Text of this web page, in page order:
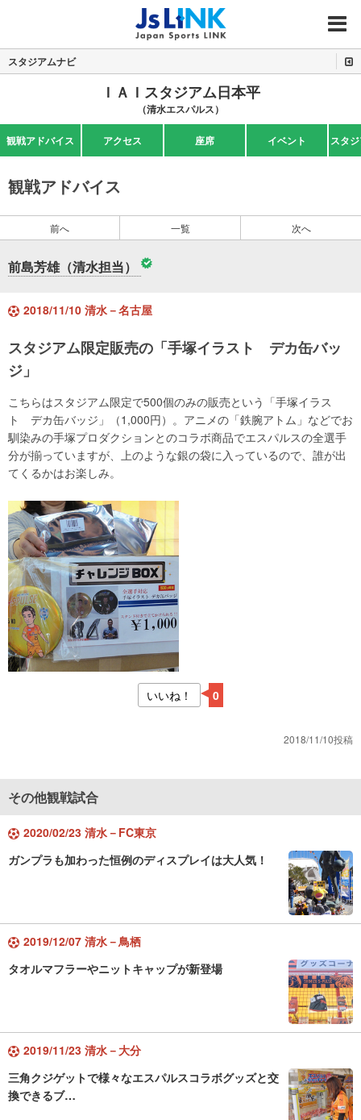
MENU
スタジアムナビ
ＩＡＩスタジアム日本平
（清水エスパルス）
観戦アドバイス アクセス 座席 イベント スタ
観戦アドバイス
前へ 一覧 次へ
前島芳雄（清水担当）
2018/11/10 清水－名古屋
スタジアム限定販売の「手塚イラスト デカ缶バッ
ジ」
こちらはスタジアム限定で500個のみの販売という「手塚イラス
ト デカ缶バッジ」（1,000円）。アニメの「鉄腕アトム」などでお
馴染みの手塚プロダクションとのコラボ商品でエスパルスの全選手
分が揃っていますが、上のような銀の袋に入っているので、誰が出
てくるかはお楽しみ。
いいね！ 0
2018/11/10投稿
その他観戦試合
2020/02/23 清水－FC東京
ガンプラも加わった恒例のディスプレイは大人気！
2019/12/07 清水－鳥栖
タオルマフラーやニットキャップが新登場
2019/11/23 清水－大分
三角クジゲットで様々なエスパルスコラボグッズと交
換できるブ…